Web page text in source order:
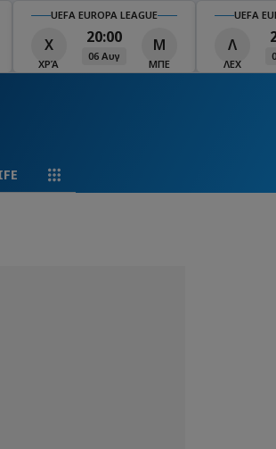
UEFA EUROPA LEAGUE
Χ
ΧΡΆ
20:00
06 Αυγ
Μ
ΜΠΕ
UEFA
Λ
ΛΕΧ